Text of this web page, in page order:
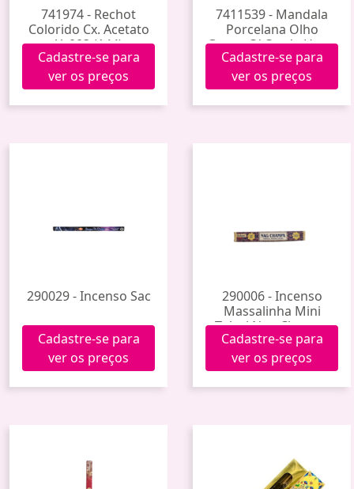
741974 - Rechot
Colorido Cx. Acetato
Yy003 (144)
Cadastre-se para
ver os preços
7411539 - Mandala
Porcelana Olho
Grego C/ Corda Hxgy-
006 (60)
Cadastre-se para
ver os preços
290029 - Incenso Sac
Cadastre-se para
ver os preços
290006 - Incenso
Massalinha Mini
Tulasi Nag Champa
Cadastre-se para
ver os preços